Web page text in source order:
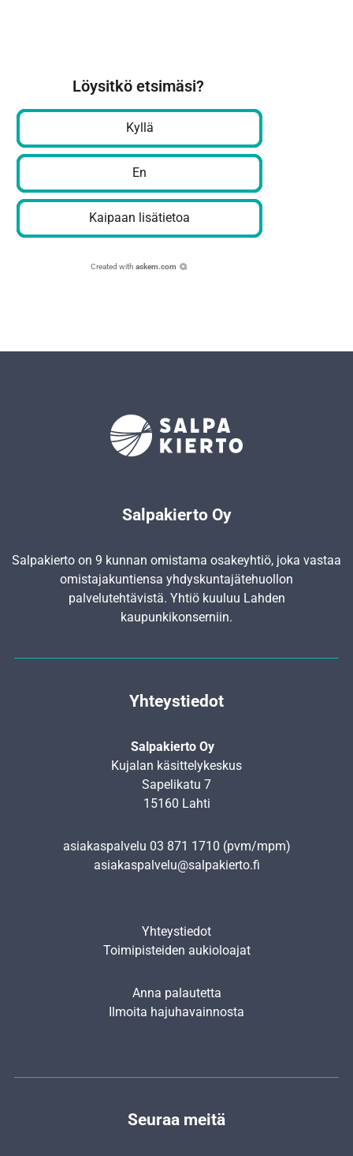
Löysitkö etsimäsi?
Kyllä
En
Kaipaan lisätietoa
Created with askem.com
Salpakierto Oy
Salpakierto on 9 kunnan omistama osakeyhtiö, joka vastaa
omistajakuntiensa yhdyskunta­jätehuollon
palvelutehtävistä. Yhtiö kuuluu Lahden
kaupunkikonserniin.
Yhteystiedot
Salpakierto Oy
Kujalan käsittelykeskus
Sapelikatu 7
15160 Lahti
asiakaspalvelu 03 871 1710 (pvm/mpm)
asiakaspalvelu@salpakierto.fi
Yhteystiedot
Toimipisteiden aukioloajat
Anna palautetta
Ilmoita hajuhavainnosta
Seuraa meitä